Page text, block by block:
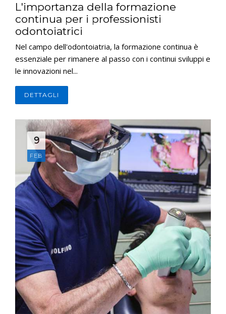
L'importanza della formazione
continua per i professionisti
odontoiatrici
Nel campo dell'odontoiatria, la formazione continua è
essenziale per rimanere al passo con i continui sviluppi e
le innovazioni nel...
DETTAGLI
9
FEB